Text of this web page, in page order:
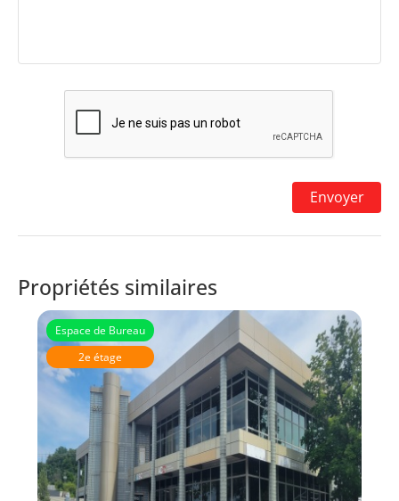
Propriétés similaires
Espace de Bureau
2e étage